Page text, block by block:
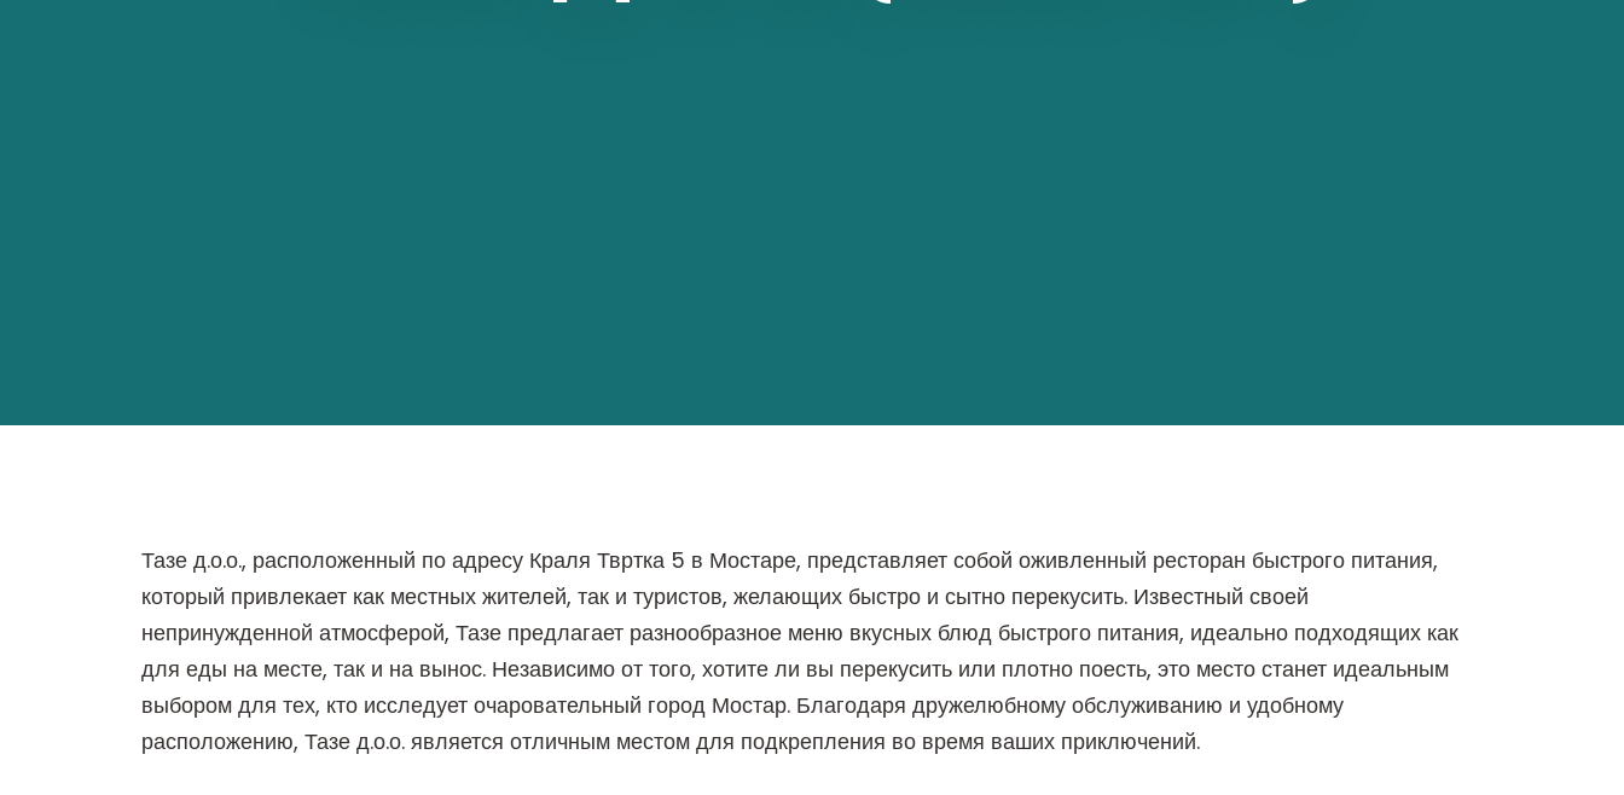
Тазе д.о.о., расположенный по адресу Краля Твртка 5 в Мостаре, представляет собой оживленный ресторан быстрого питания,
который привлекает как местных жителей, так и туристов, желающих быстро и сытно перекусить. Известный своей
непринужденной атмосферой, Тазе предлагает разнообразное меню вкусных блюд быстрого питания, идеально подходящих как
для еды на месте, так и на вынос. Независимо от того, хотите ли вы перекусить или плотно поесть, это место станет идеальным
выбором для тех, кто исследует очаровательный город Мостар. Благодаря дружелюбному обслуживанию и удобному
расположению, Тазе д.о.о. является отличным местом для подкрепления во время ваших приключений.